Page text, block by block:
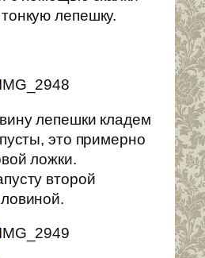
лепешку.
лепешки кладем
это примерно
ложки.
второй